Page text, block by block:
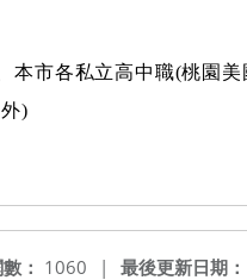
本市各私立高中職(桃園
)
最後更新日期：
： 1060 |